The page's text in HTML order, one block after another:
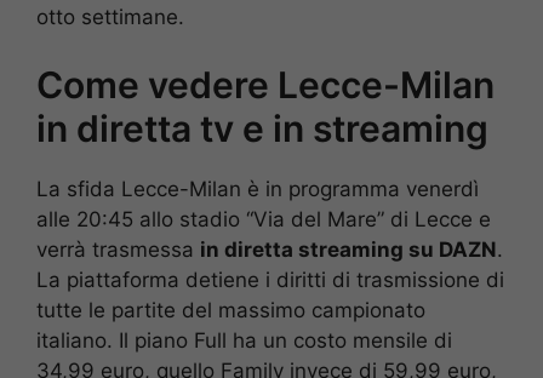
otto settimane.
Come vedere Lecce-Milan
in diretta tv e in streaming
La sfida Lecce-Milan è in programma venerdì
alle 20:45 allo stadio “Via del Mare” di Lecce e
verrà trasmessa in diretta streaming su DAZN.
La piattaforma detiene i diritti di trasmissione di
tutte le partite del massimo campionato
italiano. Il piano Full ha un costo mensile di
34,99 euro, quello Family invece di 59,99 euro,